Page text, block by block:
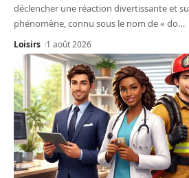
déclencher une réaction divertissante et
phénomène, connu sous le nom de « do…
Loisirs 1 août 2026